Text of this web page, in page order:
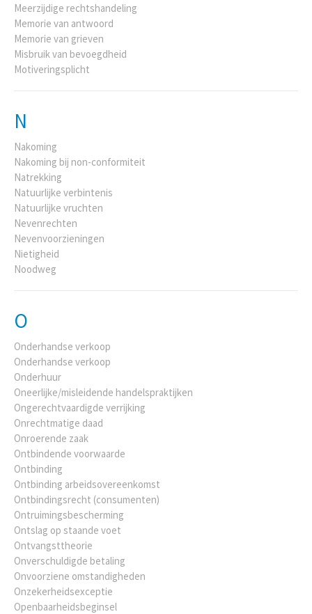
Meerzijdige rechtshandeling
Memorie van antwoord
Memorie van grieven
Misbruik van bevoegdheid
Motiveringsplicht
N
Nakoming
Nakoming bij non-conformiteit
Natrekking
Natuurlijke verbintenis
Natuurlijke vruchten
Nevenrechten
Nevenvoorzieningen
Nietigheid
Noodweg
O
Onderhandse verkoop
Onderhandse verkoop
Onderhuur
Oneerlijke/misleidende handelspraktijken
Ongerechtvaardigde verrijking
Onrechtmatige daad
Onroerende zaak
Ontbindende voorwaarde
Ontbinding
Ontbinding arbeidsovereenkomst
Ontbindingsrecht (consumenten)
Ontruimingsbescherming
Ontslag op staande voet
Ontvangsttheorie
Onverschuldigde betaling
Onvoorziene omstandigheden
Onzekerheidsexceptie
Openbaarheidsbeginsel